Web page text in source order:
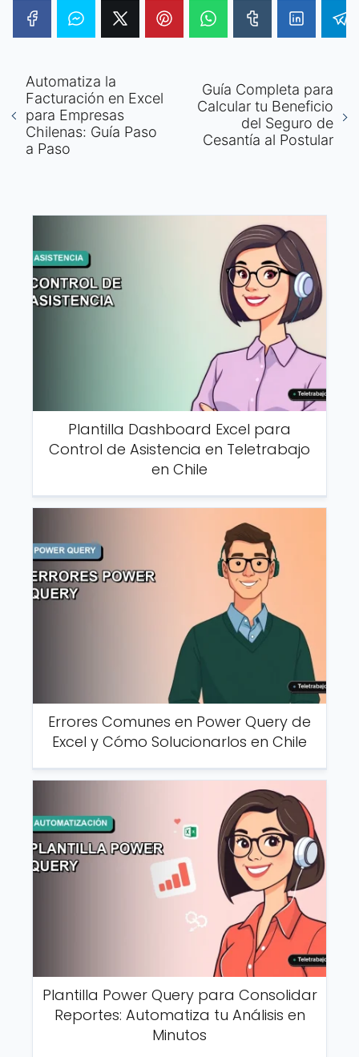
Automatiza la
Facturación en Excel
para Empresas
Chilenas: Guía Paso
a Paso
Guía Completa para
Calcular tu Beneficio
del Seguro de
Cesantía al Postular
Plantilla Dashboard Excel para
Control de Asistencia en Teletrabajo
en Chile
Errores Comunes en Power Query de
Excel y Cómo Solucionarlos en Chile
Plantilla Power Query para Consolidar
Reportes: Automatiza tu Análisis en
Minutos